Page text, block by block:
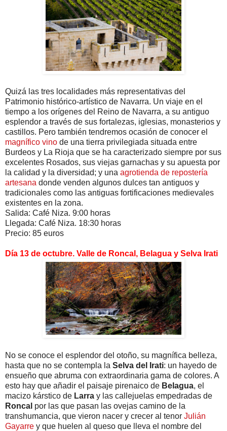
Quizá las tres localidades más representativas del
Patrimonio histórico-artístico de Navarra. Un viaje en el
tiempo a los orígenes del Reino de Navarra, a su antiguo
esplendor a través de sus fortalezas, iglesias, monasterios y
castillos. Pero también tendremos ocasión de conocer el
magnífico vino de una tierra privilegiada situada entre
Burdeos y La Rioja que se ha caracterizado siempre por sus
excelentes Rosados, sus viejas garnachas y su apuesta por
la calidad y la diversidad; y una agrotienda de repostería
artesana donde venden algunos dulces tan antiguos y
tradicionales como las antiguas fortificaciones medievales
existentes en la zona.
Salida: Café Niza. 9:00 horas
Llegada: Café Niza. 18:30 horas
Precio: 85 euros
Día 13 de octubre. Valle de Roncal, Belagua y Selva Irati
No se conoce el esplendor del otoño, su magnífica belleza,
hasta que no se contempla la Selva del Irati: un hayedo de
ensueño que abruma con extraordinaria gama de colores. A
esto hay que añadir el paisaje pirenaico de Belagua, el
macizo kárstico de Larra y las callejuelas empedradas de
Roncal por las que pasan las ovejas camino de la
transhumancia, que vieron nacer y crecer al tenor Julián
Gayarre y que huelen al queso que lleva el nombre del